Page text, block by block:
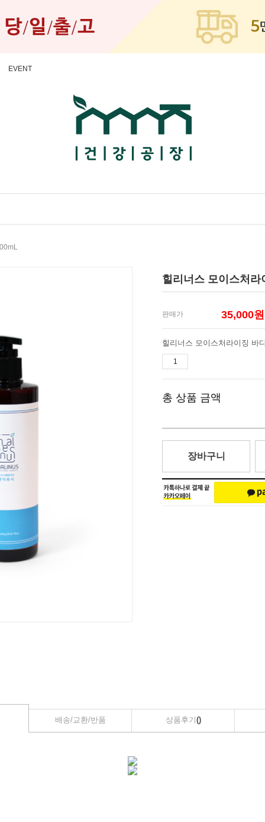
EVENT
힐리너스 모이스처
판매가 35,000원
총 상품 금액
장바구니
배송/교환/반품 상품후기 ()